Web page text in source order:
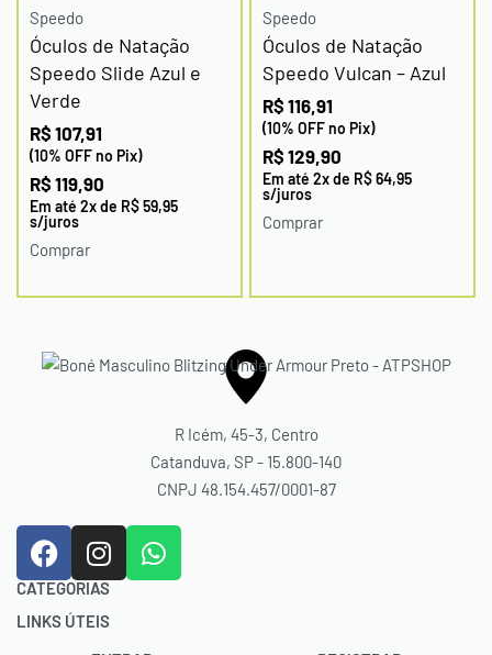
Speedo
Óculos de Natação
Speedo Slide Azul e
Verde
R$ 107,91
(10% OFF no Pix)
R$ 119,90
Em até 2x de R$59,95
s/juros
Comprar
Speedo
Óculos de Natação
Speedo Vulcan – Azul
R$ 116,91
(10% OFF no Pix)
R$ 129,90
Em até 2x de R$64,95
s/juros
Comprar
R Icém, 45-3, Centro
Catanduva, SP - 15.800-140
CNPJ 48.154.457/0001-87
CATEGORIAS
Acessórios
LINKS ÚTEIS